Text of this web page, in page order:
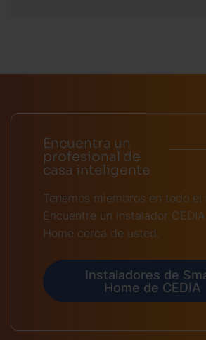
Encuentra un
profesional de
casa inteligente
Tenemos miembros en todo el
Encuentre un instalador
Home cerca de usted.
Instaladores de
Home de CEDIA